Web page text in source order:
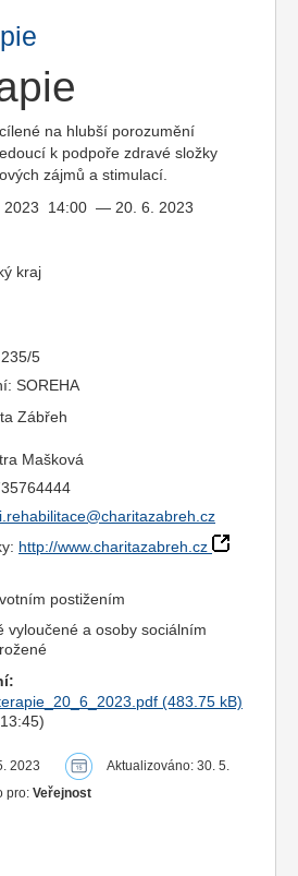
na hlubší porozumění
k podpoře zdravé složky
zájmů a stimulací.
2023 14:00 — 20. 6. 2023
kraj
5
SOREHA
Zábřeh
Mašková
http://www.charitazabreh.cz
postižením
vyloučené a osoby sociálním
2023
Aktualizováno: 30. 5.
pro: Veřejnost